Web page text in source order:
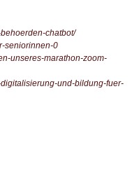
chatbot/
seniorinnen-0
unseres-marathon-zoom-
und-bildung-fuer-